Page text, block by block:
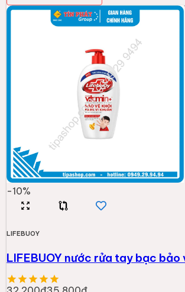
-10%
LIFEBUOY
LIFEBUOY nước rửa tay bạc bảo